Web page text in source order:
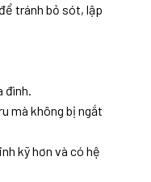
tránh bỏ sót, lập
mà không bị ngắt
kỹ hơn và có hệ